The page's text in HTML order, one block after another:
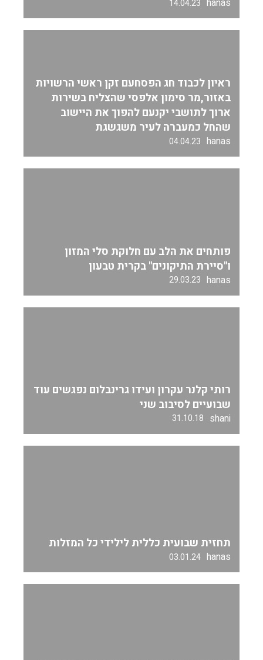
hanas
14.04.23
ראיון לכבוד חג הפסחעם זקן ראשי הרשויות
באזור,מר סימון אלפסי שהצליח בשירות
ארוך לתושבי יקנעם להפוך את היישוב
שהחל כמעברה לעיר משגשגת
hanas
04.04.23
פותחים את הלב עם חלוקת סלי המזון
ו"סיירת התיקונים" בקרית טבעון
hanas
29.03.23
רותי קלנר עקרון ועידו גרינבלום נפגשים עוד
שבועיים לסיבוב שני
shani
31.10.18
תחזית שבועית כללית לילידי כל המזלות
hanas
03.01.24